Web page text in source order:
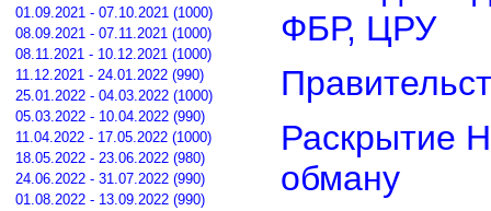
01.09.2021 - 07.10.2021 (1000)
08.09.2021 - 07.11.2021 (1000)
08.11.2021 - 10.12.2021 (1000)
11.12.2021 - 24.01.2022 (990)
25.01.2022 - 04.03.2022 (1000)
05.03.2022 - 10.04.2022 (990)
11.04.2022 - 17.05.2022 (1000)
18.05.2022 - 23.06.2022 (980)
24.06.2022 - 31.07.2022 (990)
01.08.2022 - 13.09.2022 (990)
ФБР, ЦРУ
Раскрытие
обману